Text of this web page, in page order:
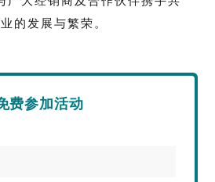
的发展与繁荣。
费参加活动